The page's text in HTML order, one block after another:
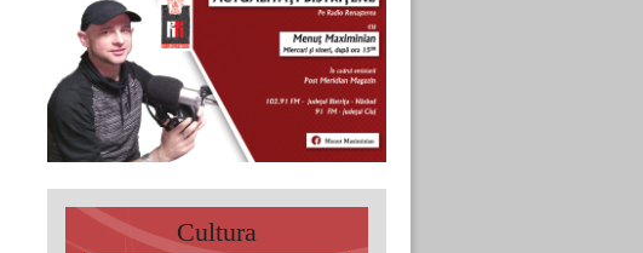
Cultura